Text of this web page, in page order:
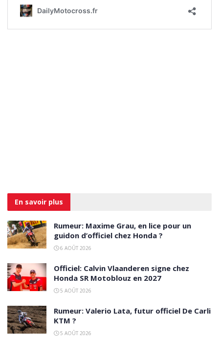
En savoir plus
Rumeur: Maxime Grau, en lice pour un
guidon d’officiel chez Honda ?
6 AOÛT 2026
Officiel: Calvin Vlaanderen signe chez
Honda SR Motoblouz en 2027
5 AOÛT 2026
Rumeur: Valerio Lata, futur officiel De Carli
KTM ?
5 AOÛT 2026